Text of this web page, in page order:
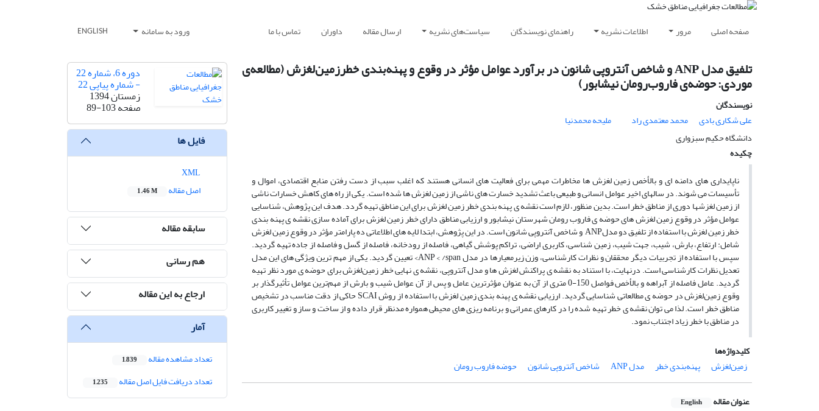
صفحه اصلی مرور اطلاعات نشریه راهنمای نویسندگان سیاست‌های نشریه ارسال مقاله داوران تماس با ما ورود به سامانه ENGLISH
تلفیق مدل ANP و شاخص آنتروپی شانون در برآورد عوامل مؤثر در وقوع و پهنه‌بندی خطرزمین‌لغزش (مطالعه‌ی
موردی: حوضه‌ی فاروب‌رومان نیشابور)
نویسندگان
علی شکاری بادی
محمد معتمدی راد
ملیحه محمدنیا
دانشگاه حکیم سبزواری
چکیده
ناپایداری ­های دامنه ­ای و بالأخص زمین لغزش ­ها مخاطرات مهمی برای فعالیت­ های انسانی هستند که اغلب سبب از دست رفتن منابع اقتصادی، اموال و
تأسیسات می ­شوند. در سال­های اخیر عوامل انسانی و طبیعی باعث تشدید خسارت­ های ناشی از زمین ‌لغزش ­ها شده است. یکی از راه­ های کاهش خسارات ناشی
از زمین­ لغزش­ها دوری از مناطق خطر است. بدین منظور، لازم است نقشه­ ی پهنه­ بندی خطر زمین ­لغزش برای این مناطق تهیه گردد. هدف این پژوهش، شناسایی
عوامل مؤثر در وقوع زمین ­لغزش ­های حوضه ­ی فاروب رومان شهرستان نیشابور و ارزیابی مناطق دارای خطر زمین ­لغزش برای آماده ‌سازی نقشه­ ی پهنه ‌بندی
خطر زمین ­لغزش با استفاده از تلفیق دو مدلANP و شاخص آنتروپی شانون است. در این پژوهش، ابتدا لایه­ های اطلاعاتی ده پارامتر مؤثر در وقوع زمین ­لغزش
شامل: ارتفاع، بارش، شیب، جهت ­شیب، زمین ­شناسی، کاربری اراضی، تراکم پوشش گیاهی، فاصله از رودخانه، فاصله از گسل و فاصله از جاده تهیه گردید.
سپس با استفاده از تجربیات دیگر محققان و نظرات کارشناسی، وزن زیرمعیارها در مدل ANP < /span> تعیین گردید. یکی از مهم‌ ترین ویژگی‌ های این مدل
تعدیل نظرات کارشناسی است. درنهایت، با استناد به نقشه­ ی پراکنش لغزش ­ها و مدل آنتروپی، نقشه­ ی نهایی خطر زمین‌لغزش برای حوضه ­ی مورد نظر تهیه
گردید. عامل فاصله از آبراهه و بالأخص فواصل 150-0 متری از آن به‌ عنوان مؤثرترین عامل و پس از آن عوامل شیب و بارش از مهم‌ترین عوامل تأثیرگذار بر
وقوع زمین‌لغزش در حوضه ­ی مطالعاتی شناسایی گردید. ارزیابی نقشه­ ی پهنه ‌بندی زمین ‌لغزش با استفاده از روش SCAI حاکی از دقت مناسب در تشخیص
مناطق خطر است. لذا‌ می ‌توان نقشه­ ی خطر تهیه شده را در کارهای عمرانی و برنامه­ ریزی ­های محیطی همواره مدنظر قرار داده و از ساخت ‌و ساز و تغییر کاربری
در مناطق با خطر زیاد اجتناب نمود.
کلیدواژه‌ها
زمین‌لغزش
پهنه‌بندی خطر مدل ANP شاخص آنتروپی شانون حوضه فاروب رومان
عنوان مقاله English
دوره 6، شماره 22
- شماره پیاپی 22
زمستان 1394
صفحه89-103
فایل ها
اصل مقاله
1.46 M
سابقه مقاله
هم رسانی
ارجاع به این مقاله
آمار
تعداد مشاهده مقاله 1,839
تعداد دریافت فایل اصل مقاله 1,235